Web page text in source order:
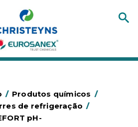
/ Produtos químicos /
de refrigeração /
pH-